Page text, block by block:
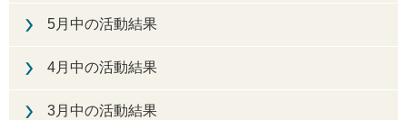
5月中の活動結果
4月中の活動結果
3月中の活動結果